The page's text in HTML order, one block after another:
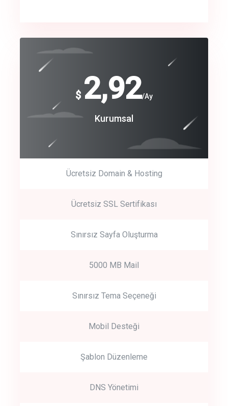
crm auto cync
track energy costs
Get Started
Start by trying our service for 30 days free trial no credit card
$ 2,92/Ay
Kurumsal
Ücretsiz Domain & Hosting
Ücretsiz SSL Sertifikası
Sınırsız Sayfa Oluşturma
5000 MB Mail
Sınırsız Tema Seçeneği
Mobil Desteği
Şablon Düzenleme
DNS Yönetimi
$
240
Coroprate